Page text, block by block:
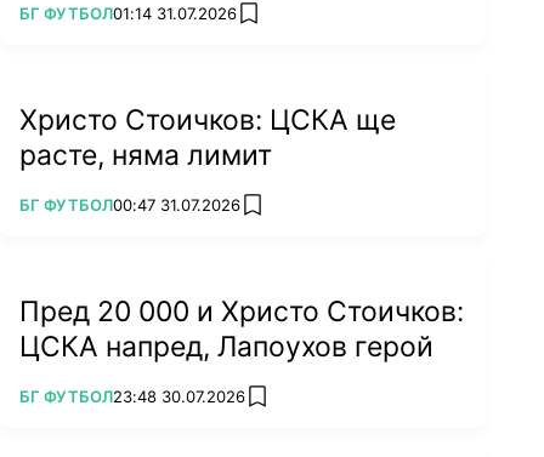
ПОВЕЧЕ ОТ
БГ ФУТБОЛ01:14 31.07.2026 add favorites
Христо Стоичков: ЦСКА ще
расте, няма лимит
ПОВЕЧЕ ОТ
БГ ФУТБОЛ00:47 31.07.2026 add favorites
Пред 20 000 и Христо Стоичков:
ЦСКА напред, Лапоухов герой
ПОВЕЧЕ ОТ
БГ ФУТБОЛ23:48 30.07.2026 add favorites